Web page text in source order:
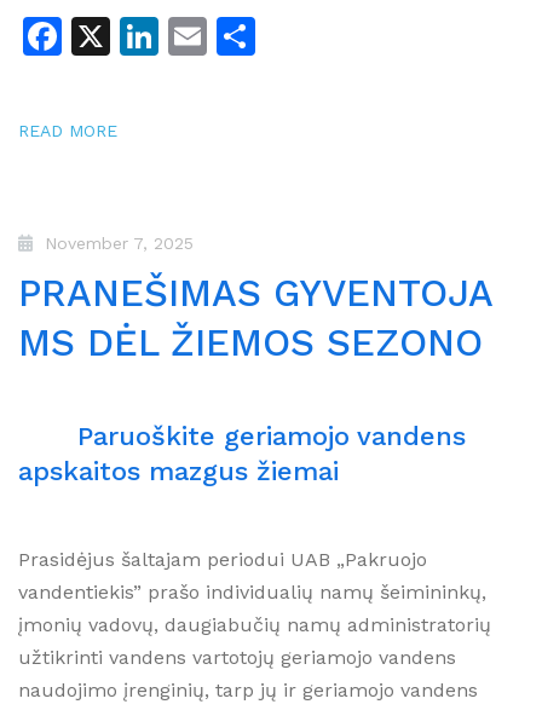
Facebook
X LinkedIn
Email
READ MORE
November 7, 2025
PRANEŠIMAS GYVENTOJA
MS DĖL ŽIEMOS SEZONO
Paruoškite geriamojo vandens
apskaitos mazgus žiemai
Prasidėjus šaltajam periodui UAB „Pakruojo
vandentiekis” prašo individualių namų šeimininkų,
įmonių vadovų, daugiabučių namų administratorių
užtikrinti vandens vartotojų geriamojo vandens
naudojimo įrenginių, tarp jų ir geriamojo vandens